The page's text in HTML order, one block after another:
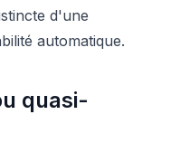
d'une
automatique.
quasi-